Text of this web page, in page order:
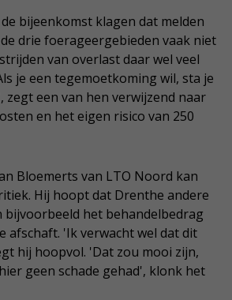
bijeenkomst klagen dat melden
drie foerageergebieden vaak niet
van overlast daar wel veel
je een tegemoetkoming wil, sta je
zegt een van hen verwijzend naar
en het eigen risico van 250
Bloemerts van LTO Noord kan
Hij hoopt dat Drenthe andere
bijvoorbeeld het behandelbedrag
afschaft. 'Ik verwacht wel dat dit
hij hoopvol. 'Dat zou mooi zijn,
geen schade gehad', klonk het